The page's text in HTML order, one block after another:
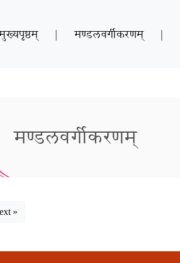
| मण्डलवर्गीकरणम् |
मण्डलवर्गीकरणम्
»